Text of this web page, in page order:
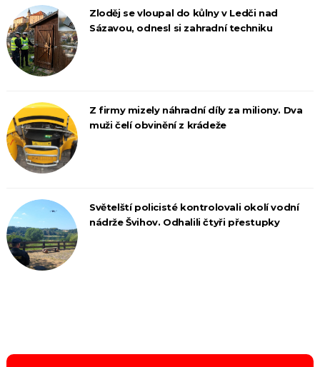
Zloděj se vloupal do kůlny v Ledči nad
Sázavou, odnesl si zahradní techniku
Z firmy mizely náhradní díly za miliony. Dva
muži čelí obvinění z krádeže
Světelští policisté kontrolovali okolí vodní
nádrže Švihov. Odhalili čtyři přestupky